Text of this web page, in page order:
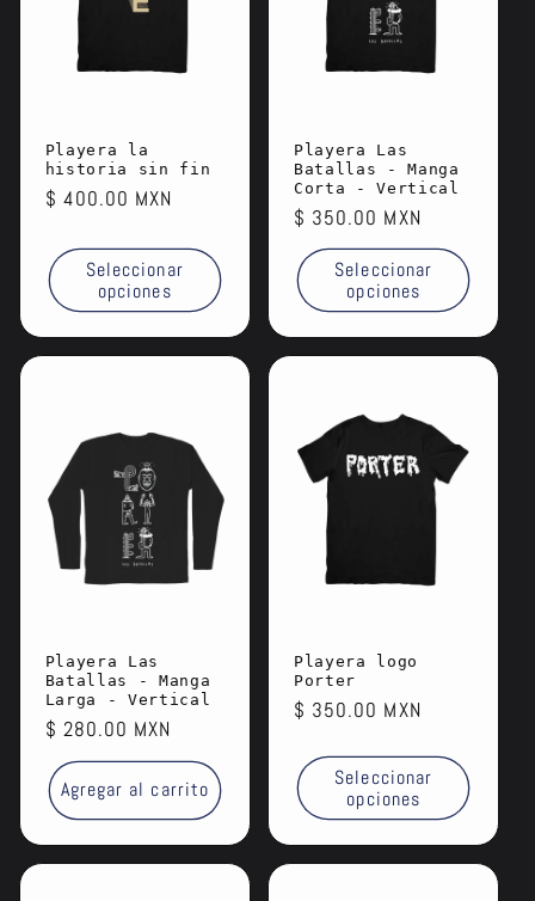
Playera la
historia sin fin
Precio
$ 400.00 MXN
Seleccionar
opciones
Playera Las
Batallas - Manga
Corta - Vertical
Precio
habitual
$ 350.00 MXN
Seleccionar
opciones
Playera Las
Batallas - Manga
Larga - Vertical
Precio
habitual
$ 280.00 MXN
Agregar al carrito
Playera logo
Porter
Precio
$ 350.00 MXN
Seleccionar
opciones